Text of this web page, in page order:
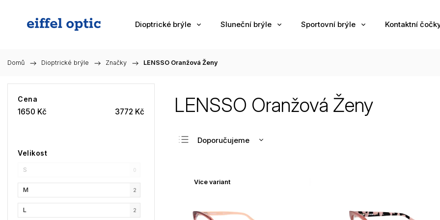
Dioptrické brýle Sluneční brýle Sportovní brýle Kontaktní
Domů / Dioptrické brýle / Značky / LENSSO Oranžová Ženy
Cena
1650 Kč 3772 Kč
Velikost
S 0
M 2
L 2
LENSSO Oranžová Ženy
Doporučujeme
Nejprodávanější
Více variant